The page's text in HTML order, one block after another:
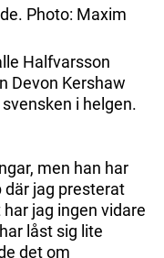
Photo: Maxim
Halfvarsson
Devon Kershaw
i helgen.
men han har
där jag presterat
jag ingen vidare
låst sig lite
det om